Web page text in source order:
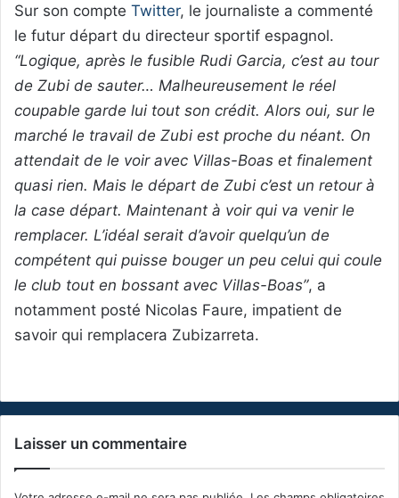
Sur son compte Twitter, le journaliste a commenté
le futur départ du directeur sportif espagnol.
“Logique, après le fusible Rudi Garcia, c’est au tour
de Zubi de sauter… Malheureusement le réel
coupable garde lui tout son crédit. Alors oui, sur le
marché le travail de Zubi est proche du néant. On
attendait de le voir avec Villas-Boas et finalement
quasi rien. Mais le départ de Zubi c’est un retour à
la case départ. Maintenant à voir qui va venir le
remplacer. L’idéal serait d’avoir quelqu’un de
compétent qui puisse bouger un peu celui qui coule
le club tout en bossant avec Villas-Boas”, a
notamment posté Nicolas Faure, impatient de
savoir qui remplacera Zubizarreta.
Laisser un commentaire